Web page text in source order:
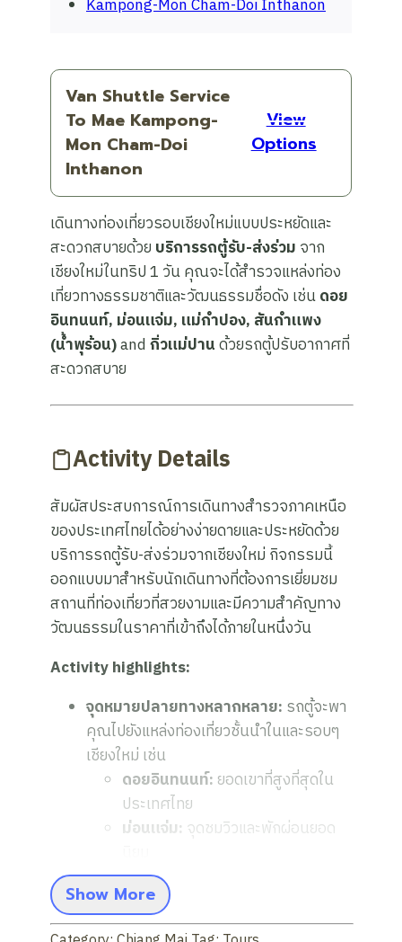
Van Shuttle Service
To Mae Kampong-
Mon Cham-Doi
Inthanon
View
Options
เดินทางท่องเที่ยวรอบเชียงใหม่แบบประหยัดและ
สะดวกสบายด้วย บริการรถตู้รับ-ส่งร่วม จาก
เชียงใหม่ในทริป 1 วัน คุณจะได้สำรวจแหล่งท่อง
เที่ยวทางธรรมชาติและวัฒนธรรมชื่อดัง เช่นดอย
อินทนนท์, ม่อนแจ่ม, แม่กำปอง, สันกำแพง
(น้ำพุร้อน)andกิ่วแม่ปานด้วยรถตู้ปรับอากาศที่
สะดวกสบาย
Activity Details
สัมผัสประสบการณ์การเดินทางสำรวจภาคเหนือ
ของประเทศไทยได้อย่างง่ายดายและประหยัดด้วย
บริการรถตู้รับ-ส่งร่วมจากเชียงใหม่ กิจกรรมนี้
ออกแบบมาสำหรับนักเดินทางที่ต้องการเยี่ยมชม
สถานที่ท่องเที่ยวที่สวยงามและมีความสำคัญทาง
วัฒนธรรมในราคาที่เข้าถึงได้ภายในหนึ่งวัน
Activity highlights:
จุดหมายปลายทางหลากหลาย: รถตู้จะพา
คุณไปยังแหล่งท่องเที่ยวชั้นนำในและรอบๆ
เชียงใหม่ เช่น
ดอยอินทนนท์: ยอดเขาที่สูงที่สุดใน
ประเทศไทย
ม่อนแจ่ม: จุดชมวิวและพักผ่อนยอด
แม่กำปอง:
สันกำแพง (น้ำพุร้อน):
บ่อน้ำพุร้อนธรรมชาติ
Show More